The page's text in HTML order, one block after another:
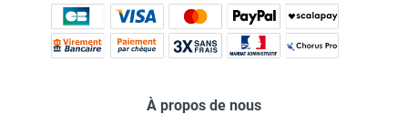
À propos de nous